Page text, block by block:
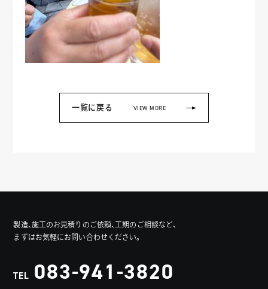
一覧に戻る VIEW MORE
製造、施工のお見積りのご依頼、工期のご相談など、
まずはお気軽にお問い合わせください。
TEL 083-941-3820